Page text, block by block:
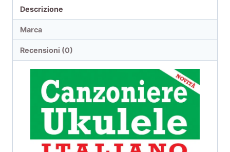
Descrizione
Marca
Recensioni (0)